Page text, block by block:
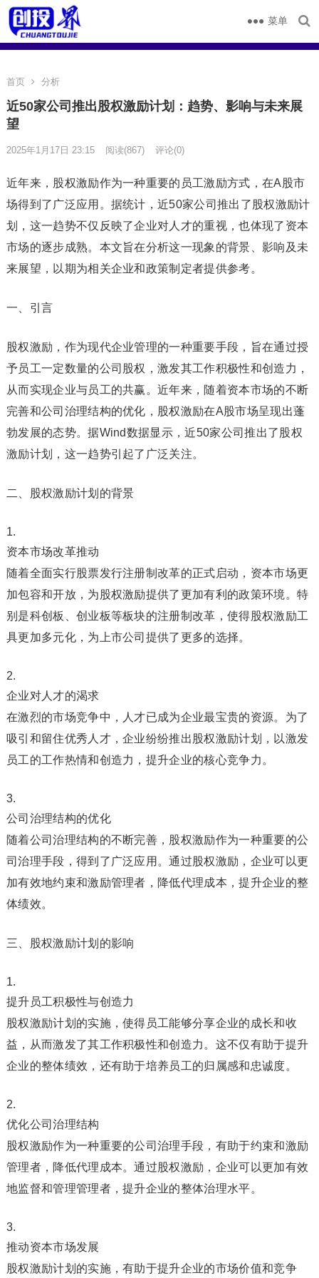
菜单
首页 分析
近50家公司推出股权激励计划：趋势、影响与未来展
望
2025年1月17日 23:15 阅读(867) 评论(0)
近年来，股权激励作为一种重要的员工激励方式，在A股市
场得到了广泛应用。据统计，近50家公司推出了股权激励计
划，这一趋势不仅反映了企业对人才的重视，也体现了资本
市场的逐步成熟。本文旨在分析这一现象的背景、影响及未
来展望，以期为相关企业和政策制定者提供参考。
一、引言
股权激励，作为现代企业管理的一种重要手段，旨在通过授
予员工一定数量的公司股权，激发其工作积极性和创造力，
从而实现企业与员工的共赢。近年来，随着资本市场的不断
完善和公司治理结构的优化，股权激励在A股市场呈现出蓬
勃发展的态势。据Wind数据显示，近50家公司推出了股权
激励计划，这一趋势引起了广泛关注。
二、股权激励计划的背景
资本市场改革推动
随着全面实行股票发行注册制改革的正式启动，资本市场更
加包容和开放，为股权激励提供了更加有利的政策环境。特
别是科创板、创业板等板块的注册制改革，使得股权激励工
具更加多元化，为上市公司提供了更多的选择。
企业对人才的渴求
在激烈的市场竞争中，人才已成为企业最宝贵的资源。为了
吸引和留住优秀人才，企业纷纷推出股权激励计划，以激发
员工的工作热情和创造力，提升企业的核心竞争力。
公司治理结构的优化
随着公司治理结构的不断完善，股权激励作为一种重要的公
司治理手段，得到了广泛应用。通过股权激励，企业可以更
加有效地约束和激励管理者，降低代理成本，提升企业的整
体绩效。
三、股权激励计划的影响
提升员工积极性与创造力
股权激励计划的实施，使得员工能够分享企业的成长和收
益，从而激发了其工作积极性和创造力。这不仅有助于提升
企业的整体绩效，还有助于培养员工的归属感和忠诚度。
优化公司治理结构
股权激励作为一种重要的公司治理手段，有助于约束和激励
管理者，降低代理成本。通过股权激励，企业可以更加有效
地监督和管理管理者，提升企业的整体治理水平。
推动资本市场发展
股权激励计划的实施，有助于提升企业的市场价值和竞争